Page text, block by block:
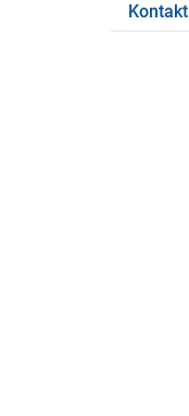
Kontakt